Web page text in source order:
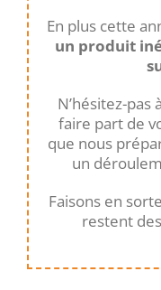
En plus cette
un produit
N’hésitez-
faire part de
que nous
un
Faisons en
restent